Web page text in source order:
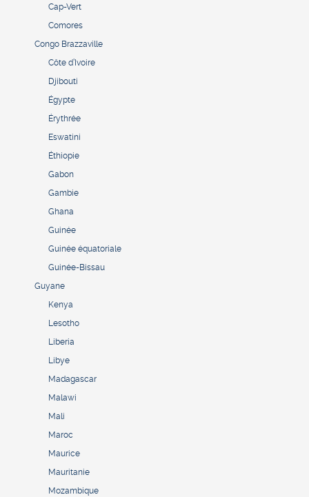
Cap-Vert
Comores
Congo Brazzaville
Côte d’Ivoire
Djibouti
Égypte
Érythrée
Eswatini
Éthiopie
Gabon
Gambie
Ghana
Guinée
Guinée équatoriale
Guinée-Bissau
Guyane
Kenya
Lesotho
Liberia
Libye
Madagascar
Malawi
Mali
Maroc
Maurice
Mauritanie
Mozambique